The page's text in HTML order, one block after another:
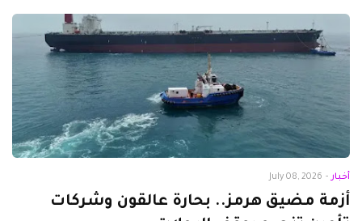
أخبار -
July 08, 2026
أزمة مضيق هرمز.. بحارة عالقون وشركات